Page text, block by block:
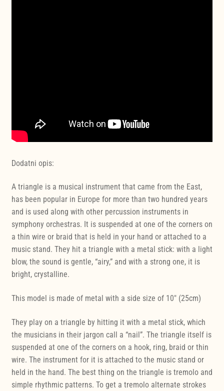
Dodatni opis:
A triangle is a musical instrument that came from the East,
has been popular in Europe for more than two hundred years
and is used along with other percussion instruments in
symphony orchestras. It is suspended at one of the corners on
a thin wire or braid that is held in your hand or attached to a
music stand. They hit a triangle with a metal stick: with a light
blow, the sound is gentle, “airy,” and with a strong one, it is
bright, crystalline.
This model is made of metal with a side size of 10" (25cm)
They play on a triangle by hitting it with a metal stick, which
the musicians in their jargon call a “nail”. The triangle itself is
suspended at one of the corners on a hook, ring, braid or thin
wire. The instrument for it is attached to the music stand or
held in the hand. The best thing on the triangle is tremolo and
simple rhythmic patterns. To get a tremolo alternate strokes